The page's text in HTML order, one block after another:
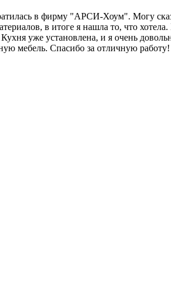
в фирму "АРСИ-Хоум". Могу
в итоге я нашла то, что
Кухня уже установлена, и я очень
мебель. Спасибо за отличную работу!